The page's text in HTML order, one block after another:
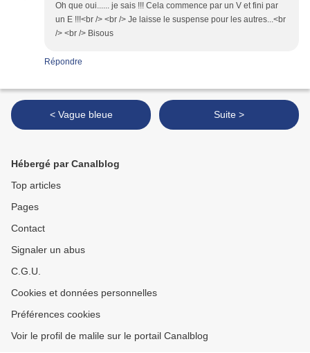
Oh que oui...... je sais !!! Cela commence par un V et fini par
un E !!!<br /> <br /> Je laisse le suspense pour les autres...<br
/> <br /> Bisous
Répondre
< Vague bleue Suite >
Hébergé par Canalblog
Top articles
Pages
Contact
Signaler un abus
C.G.U.
Cookies et données personnelles
Préférences cookies
Voir le profil de malile sur le portail Canalblog